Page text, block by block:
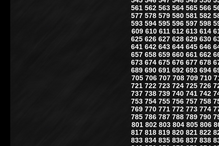
561 562 563 564 565 566
577 578 579 580 581 582
593 594 595 596 597 598
609 610 611 612 613 614
625 626 627 628 629 630
641 642 643 644 645 646
657 658 659 660 661 662
673 674 675 676 677 678
689 690 691 692 693 694
705 706 707 708 709 710
721 722 723 724 725 726
737 738 739 740 741 742
753 754 755 756 757 758
769 770 771 772 773 774
785 786 787 788 789 790
801 802 803 804 805 806
817 818 819 820 821 822
833 834 835 836 837 838